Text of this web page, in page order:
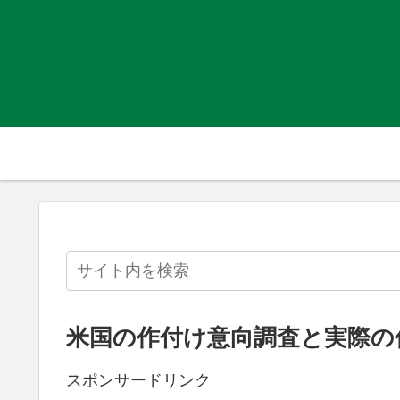
米国の作付け意向調査と実際
スポンサードリンク